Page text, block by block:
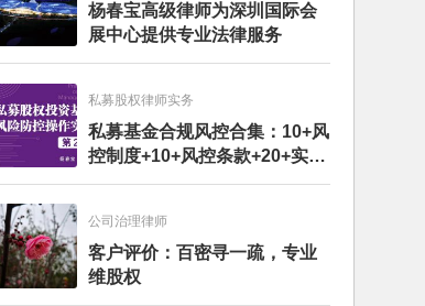
杨春宝高级律师为深圳国际会
展中心提供专业法律服务
私募股权律师实务
私募基金合规风控合集：10+风
控制度+10+风控条款+20+实务
文章+每月动态
公司治理律师
客户评价：百密寻一疏，专业
维股权